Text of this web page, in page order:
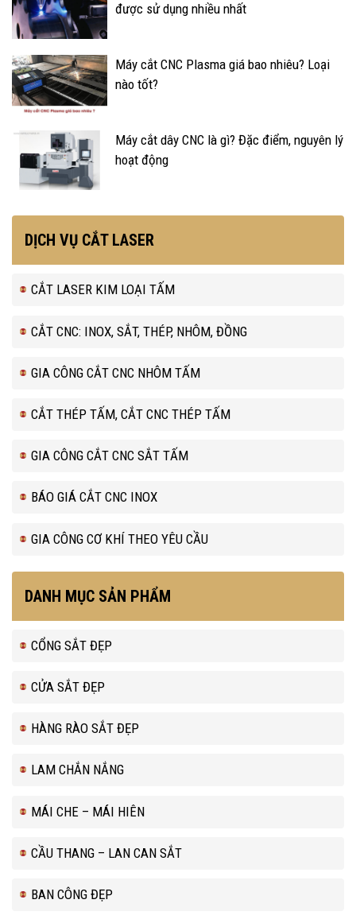
được sử dụng nhiều nhất
Máy cắt CNC Plasma giá bao nhiêu? Loại
nào tốt?
Máy cắt dây CNC là gì? Đặc điểm, nguyên lý
hoạt động
DỊCH VỤ CẮT LASER
CẮT LASER KIM LOẠI TẤM
CẮT CNC: INOX, SẮT, THÉP, NHÔM, ĐỒNG
GIA CÔNG CẮT CNC NHÔM TẤM
CẮT THÉP TẤM, CẮT CNC THÉP TẤM
GIA CÔNG CẮT CNC SẮT TẤM
BÁO GIÁ CẮT CNC INOX
GIA CÔNG CƠ KHÍ THEO YÊU CẦU
DANH MỤC SẢN PHẨM
CỔNG SẮT ĐẸP
CỬA SẮT ĐẸP
HÀNG RÀO SẮT ĐẸP
LAM CHẮN NẮNG
MÁI CHE – MÁI HIÊN
CẦU THANG – LAN CAN SẮT
BAN CÔNG ĐẸP